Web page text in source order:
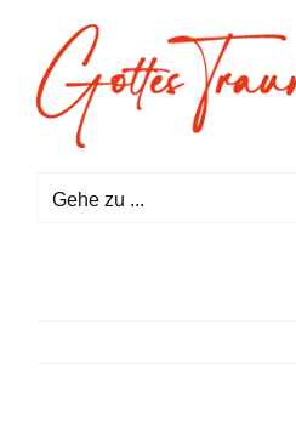
springen
Gehe zu ...